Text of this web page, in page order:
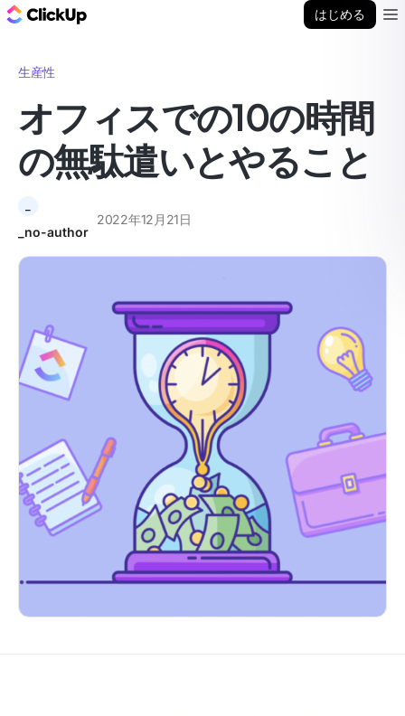
はじめる
生産性
オフィスでの10の時間
の無駄遣いとやること
_no-author
2022年12月21日